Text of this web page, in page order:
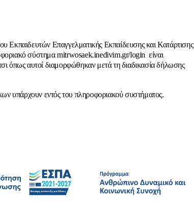
Εκπαιδευτών Επαγγελματικής Εκπαίδευσης και Κατάρτισης
σύστημα mitrwosaek.inedivim.gr/login είναι
όπως αυτοί διαμορφώθηκαν μετά τη διαδικασία δήλωσης
υπάρχουν εντός του πληροφοριακού συστήματος.